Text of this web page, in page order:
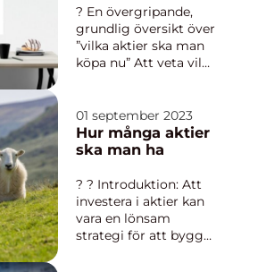
förstå vad aktier är
och hur man bör...
? En övergripande,
grundlig översikt över
”vilka aktier ska man
köpa nu” Att veta vilka
för många
investerare. Det finns
ingen enkel lösning
som kan förutsäga
framtida marknadsu...
01 september 2023
Hur många aktier
ska man ha
? ? Introduktion: Att
investera i aktier kan
vara en lönsam
strategi för att bygga